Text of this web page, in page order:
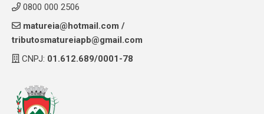
0800 000 2506
matureia@hotmail.com /
tributosmatureiapb@gmail.com
CNPJ: 01.612.689/0001-78